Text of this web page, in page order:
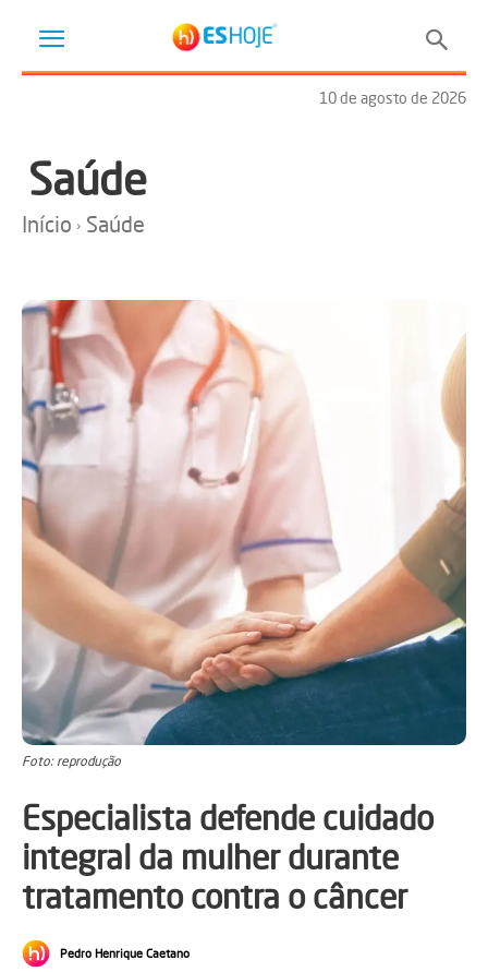
10 de agosto de 2026
Saúde
Início Saúde
Foto: reprodução
Especialista defende cuidado
integral da mulher durante
tratamento contra o câncer
Pedro Henrique Caetano